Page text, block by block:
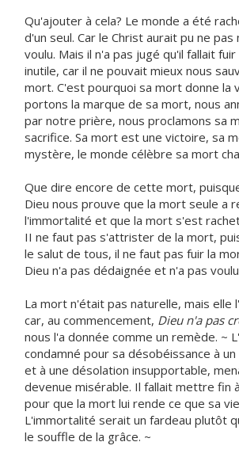
Qu'ajouter à cela? Le monde a été
d'un seul. Car le Christ aurait pu ne
voulu. Mais il n'a pas jugé qu'il fallait
inutile, car il ne pouvait mieux nous
mort. C'est pourquoi sa mort donne la
portons la marque de sa mort, nous
par notre prière, nous proclamons sa
sacrifice. Sa mort est une victoire, sa
mystère, le monde célèbre sa mort
Que dire encore de cette mort,
Dieu nous prouve que la mort seule a
l'immortalité et que la mort s'est
II ne faut pas s'attrister de la mort,
le salut de tous, il ne faut pas fuir la
Dieu n'a pas dédaignée et n'a pas
La mort n'était pas naturelle, mais elle
car, au commencement, Dieu n'a pas
nous l'a donnée comme un remède. ~
condamné pour sa désobéissance à
et à une désolation insupportable,
devenue misérable. Il fallait mettre fin
pour que la mort lui rende ce que sa
L'immortalité serait un fardeau plutôt
le souffle de la grâce. ~